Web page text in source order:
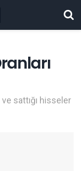
ve sattığı hisseler